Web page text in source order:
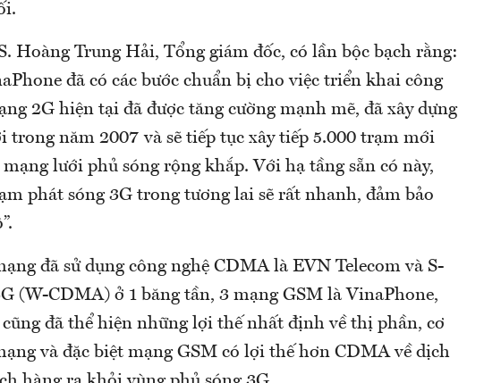
Hoàng Trung Hải, Tổng giám đốc, có lần bộc bạch rằng:
đã có các bước chuẩn bị cho việc triển khai công
2G hiện tại đã được tăng cường mạnh mẽ, đã xây dựng
trong năm 2007 và sẽ tiếp tục xây tiếp 5.000 trạm mới
lưới phủ sóng rộng khắp. Với hạ tầng sẵn có này,
phát sóng 3G trong tương lai sẽ rất nhanh, đảm bảo
đã sử dụng công nghệ CDMA là EVN Telecom và S-
(W-CDMA) ở 1 băng tần, 3 mạng GSM là VinaPhone,
đã thể hiện những lợi thế nhất định về thị phần, cơ
và đặc biệt mạng GSM có lợi thế hơn CDMA về dịch